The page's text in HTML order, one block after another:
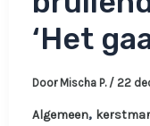
‘Het
Door Mischa P. / 22
Algemeen,